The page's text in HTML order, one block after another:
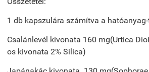
1 db kapszulára számítva a
Csalánlevél kivonata 160 mg(Urtica
os kivonata 2% Silica)